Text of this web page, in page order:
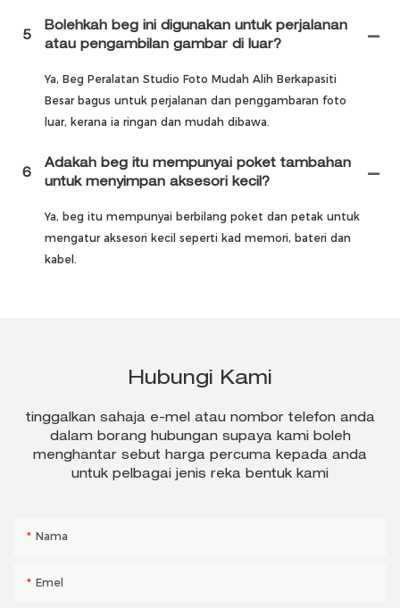
5
Bolehkah beg ini digunakan untuk perjalanan
atau pengambilan gambar di luar?
Ya, Beg Peralatan Studio Foto Mudah Alih Berkapasiti
Besar bagus untuk perjalanan dan penggambaran foto
luar, kerana ia ringan dan mudah dibawa.
6
Adakah beg itu mempunyai poket tambahan
untuk menyimpan aksesori kecil?
Ya, beg itu mempunyai berbilang poket dan petak untuk
mengatur aksesori kecil seperti kad memori, bateri dan
kabel.
Hubungi Kami
tinggalkan sahaja e-mel atau nombor telefon anda
dalam borang hubungan supaya kami boleh
menghantar sebut harga percuma kepada anda
untuk pelbagai jenis reka bentuk kami
Nama
Emel